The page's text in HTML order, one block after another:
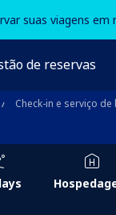
suas viagens em
de reservas
Check-in e serviço